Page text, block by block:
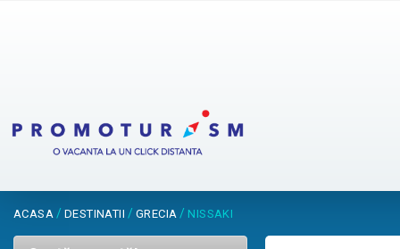
ACASA / DESTINATII / GRECIA / NISSAKI